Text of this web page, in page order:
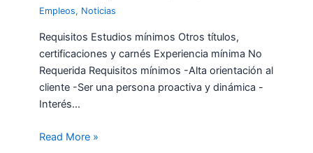
Empleos, Noticias
Requisitos Estudios mínimos Otros títulos,
certificaciones y carnés Experiencia mínima No
Requerida Requisitos mínimos -Alta orientación al
cliente -Ser una persona proactiva y dinámica -
Interés…
Read More »